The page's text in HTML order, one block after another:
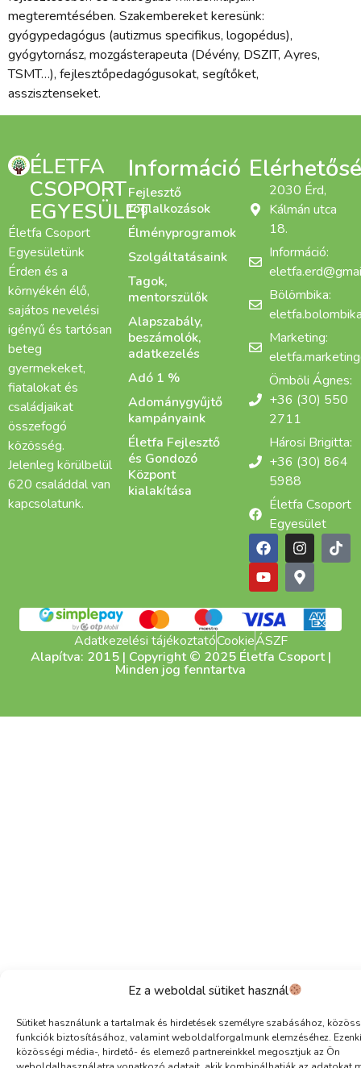
Ez a weboldal sütiket használ
Sütiket használunk a tartalmak és hirdetések személyre szabásához,
funkciók biztosításához, valamint weboldalforgalmunk elemzéséhez.
közösségi média-, hirdető- és elemező partnereinkkel megosztjuk az Ön
megteremtésében. Szakembereket keresünk:
gyógypedagógus (autizmus specifikus, logopédus),
gyógytornász, mozgásterapeuta (Dévény, DSZIT, Ayres,
TSMT…), fejlesztőpedagógusokat, segítőket,
asszisztenseket.
ÉLETFA
CSOPORT
EGYESÜLET
Életfa Csoport
Egyesületünk
Érden és a
környékén élő,
sajátos nevelési
igényű és tartósan
beteg
gyermekeket,
fiatalokat és
családjaikat
összefogó
közösség.
Jelenleg körülbelül
620 családdal van
kapcsolatunk.
Információ
Fejlesztő
foglalkozások
Élményprogramok
Szolgáltatásaink
Tagok,
mentorszülők
Alapszabály,
beszámolók,
adatkezelés
Adó 1 %
Adománygyűjtő
kampányaink
Életfa Fejlesztő
és Gondozó
Központ
kialakítása
2030 Érd,
Kálmán utca
18.
Információ:
Bölömbika:
Marketing:
Ömböli Ágnes:
+36 (30) 550
2711
Hárosi Brigitta:
+36 (30) 864
5988
Életfa Csoport
Egyesület
Adatkezelési tájékoztatóCookieÁSZF
Alapítva: 2015 | Copyright © 2025 Életfa Csoport |
Minden jog fenntartva